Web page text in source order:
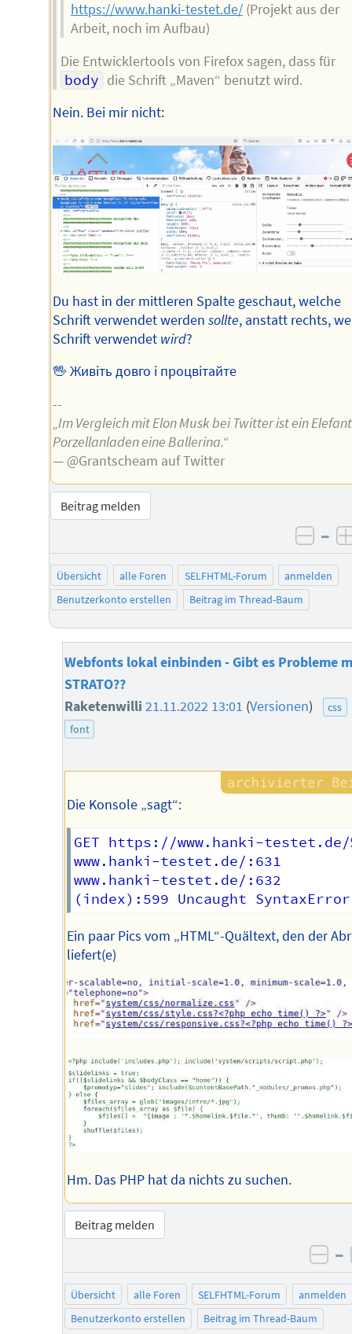
https://www.hanki-testet.de/(Projekt aus der
Arbeit, noch im Aufbau)
Die Entwicklertools von Firefox sagen, dass für
body die Schrift „Maven“ benutzt wird.
Nein. Bei mir nicht:
Du hast in der mittleren Spalte geschaut, welche
Schrift verwendet werdensollte, anstatt rechts,
Schrift verwendet wird?
🖖 Живіть довго і процвітайте
--
„Im Vergleich mit Elon Musk bei Twitter ist ein
Porzellanladen eine Ballerina.“
— @Grantscheam auf Twitter
Beitrag melden
–
Übersicht alle Foren SELFHTML-Forum
anmelden
Benutzerkonto erstellen
Beitrag im Thread-Baum
Webfonts lokal einbinden - Gibt es Probleme
STRATO??
Raketenwilli 21.11.2022 13:01 (Versionen)
css
font
Die Konsole „sagt“:
GET https://www.hanki-testet.de/
www.hanki-testet.de/:631
www.hanki-testet.de/:632
Ein paar Pics vom „HTML“-Quältext, den der
liefert(e)
Hm. Das PHP hat da nichts zu suchen.
Beitrag melden
–
Übersicht alle Foren SELFHTML-Forum
anmelden
Benutzerkonto erstellen
Beitrag im Thread-Baum